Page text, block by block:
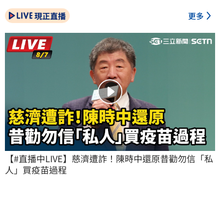
現正直播 更多
【#直播中LIVE】慈濟遭詐！陳時中還原昔勸勿信「私
人」買疫苗過程